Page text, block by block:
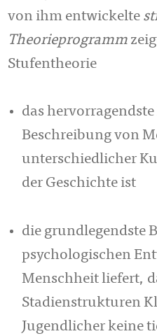
von ihm entwickelte
Theorieprogramm
Stufentheorie
das
Beschreibung von
unterschiedlicher
der Geschichte ist
die grundlegendste
psychologischen
Menschheit liefert,
Stadienstrukturen
Jugendlicher keine